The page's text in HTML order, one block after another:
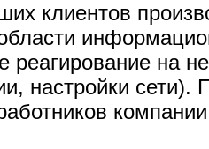
клиентов
реагирование на
настройки